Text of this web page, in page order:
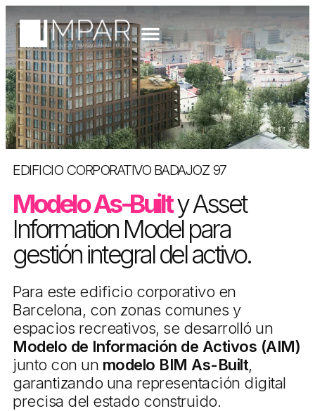
EDIFICIO CORPORATIVO BADAJOZ 97
Modelo As-Builty Asset
Information Model para
gestión integral del activo.
Para este edificio corporativo en
Barcelona, con zonas comunes y
espacios recreativos, se desarrolló un
Modelo de Información de Activos (AIM)
junto con un modelo BIM As-Built,
garantizando una representación digital
precisa del estado construido.